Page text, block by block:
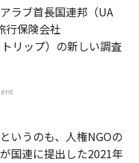
ラブ首長国連邦（UA
行保険会社
リップ）の新しい調査
いうのも、人権NGOの
が国連に提出した2021年